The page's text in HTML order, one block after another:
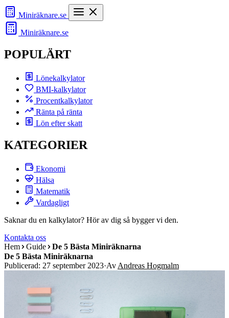
Miniräknare.se
Miniräknare.se
POPULÄRT
Lönekalkylator
BMI-kalkylator
Procentkalkylator
Ränta på ränta
Lön efter skatt
KATEGORIER
Ekonomi
Hälsa
Matematik
Vardagligt
Saknar du en kalkylator? Hör av dig så bygger vi den.
Kontakta oss
Hem
Guide
De 5 Bästa Miniräknarna
De 5 Bästa Miniräknarna
Publicerad: 27 september 2023·Av Andreas Hogmalm